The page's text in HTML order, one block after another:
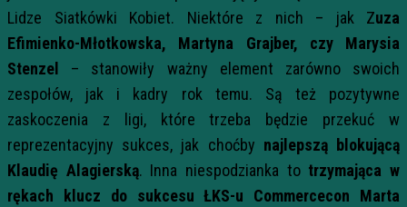
Lidze Siatkówki Kobiet. Niektóre z nich – jak Zuza
Efimienko-Młotkowska, Martyna Grajber, czy Marysia
Stenzel
– stanowiły ważny element zarówno swoich
zespołów, jak i kadry rok temu. Są też pozytywne
zaskoczenia z ligi, które trzeba będzie przekuć w
reprezentacyjny sukces, jak choćby najlepszą blokującą
Klaudię Alagierską. Inna niespodzianka to trzymająca w
rękach klucz do sukcesu ŁKS-u Commercecon Marta